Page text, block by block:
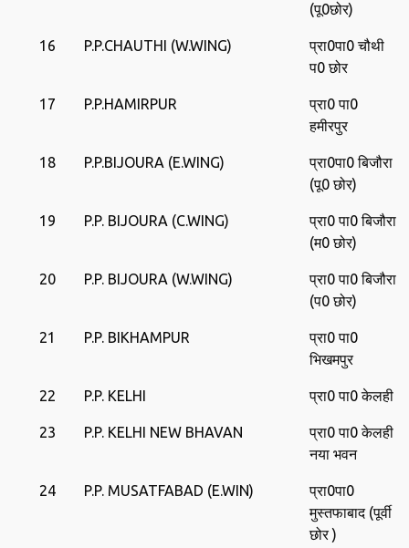
(पू0छोर)
16 P.P.CHAUTHI (W.WING)
प्रा0पा0 चौथी
प0 छोर
17 P.P.HAMIRPUR
प्रा0 पा0
हमीरपुर
18 P.P.BIJOURA (E.WING)
प्रा0पा0 बिजौरा
(पू0 छोर)
19 P.P. BIJOURA (C.WING)
प्रा0 पा0 बिजौरा
(म0 छोर)
20 P.P. BIJOURA (W.WING)
प्रा0 पा0 बिजौरा
(प0 छोर)
21 P.P. BIKHAMPUR
प्रा0 पा0
भिखमपुर
22 P.P. KELHI प्रा0 पा0 केलही
23 P.P. KELHI NEW BHAVAN
प्रा0 पा0 केलही
नया भवन
24 P.P. MUSATFABAD (E.WIN)
प्रा0पा0
मुस्‍तफाबाद (पूर्वी
छोर )